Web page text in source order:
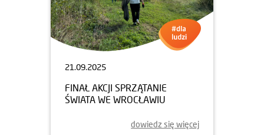
21.09.2025
FINAŁ AKCJI SPRZĄTANIE
ŚWIATA WE WROCŁAWIU
dowiedz się więcej